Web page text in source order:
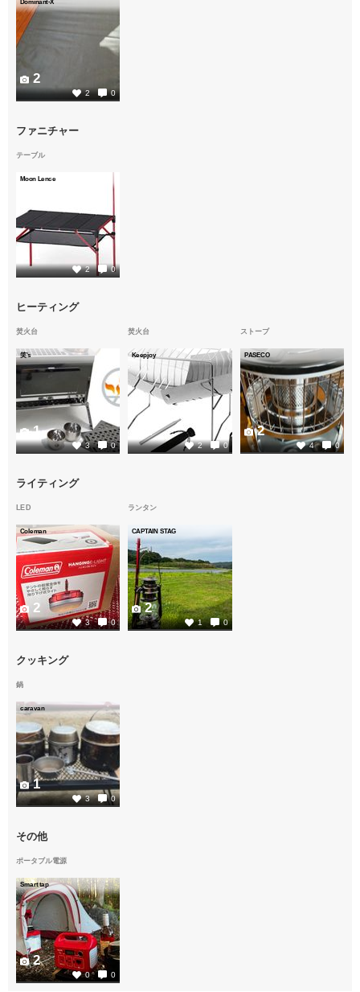
Dominant-X
2 0
2
ファニチャー
テーブル
Moon Lence
2 0
ヒーティング
焚火台
笑's
3 0
1
焚火台
Keepjoy
2 0
1
ストーブ
PASECO
4 0
2
ライティング
LED
Coleman
3 0
2
ランタン
CAPTAIN STAG
1 0
2
クッキング
鍋
caravan
3 0
1
その他
ポータブル電源
Smart tap
0 0
2